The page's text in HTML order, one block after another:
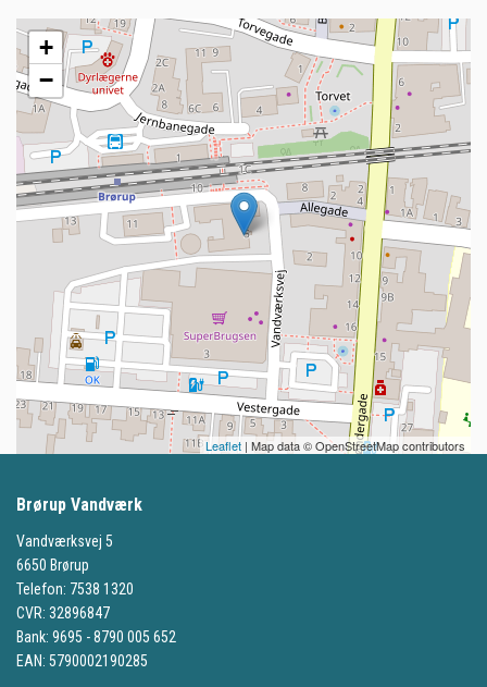
+
−
Leaflet | Map data © OpenStreetMap contributors
Brørup Vandværk
Vandværksvej 5
6650 Brørup
Telefon: 7538 1320
CVR: 32896847
Bank: 9695 - 8790 005 652
EAN: 5790002190285